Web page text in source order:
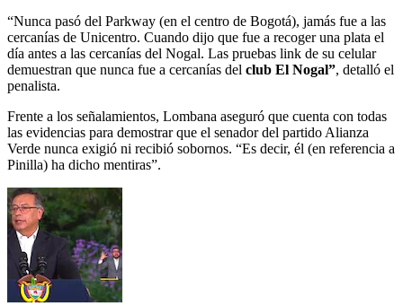
“Nunca pasó del Parkway (en el centro de Bogotá), jamás fue a las
cercanías de Unicentro. Cuando dijo que fue a recoger una plata el
día antes a las cercanías del Nogal. Las pruebas link de su celular
demuestran que nunca fue a cercanías del club El Nogal”, detalló el
penalista.
Frente a los señalamientos, Lombana aseguró que cuenta con todas
las evidencias para demostrar que el senador del partido Alianza
Verde nunca exigió ni recibió sobornos. “Es decir, él (en referencia a
Pinilla) ha dicho mentiras”.